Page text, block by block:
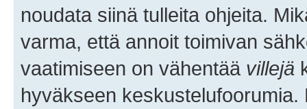
noudata siinä tulleita ohjeita.
varma, että annoit toimivan
vaatimiseen on vähentää villejä
hyväkseen